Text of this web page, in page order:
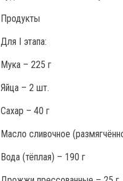
Продукты
Для I этапа:
Мука – 225 г
Яйца – 2 шт.
Сахар – 40 г
Масло сливочное
Вода (тёплая) – 190 г